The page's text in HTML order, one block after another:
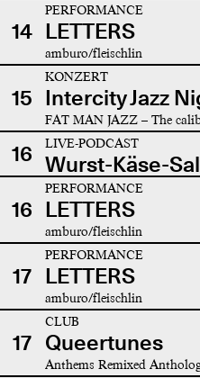
14
PERFORMANCE
LETTERS
amburo/fleischlin
15
KONZERT
Intercity Jazz
FAT MAN JAZZ – The
16 LIVE-PODCAST
Wurst-Käse-
16
PERFORMANCE
LETTERS
amburo/fleischlin
17
PERFORMANCE
LETTERS
amburo/fleischlin
17
CLUB
Queertunes
Anthems Remixed